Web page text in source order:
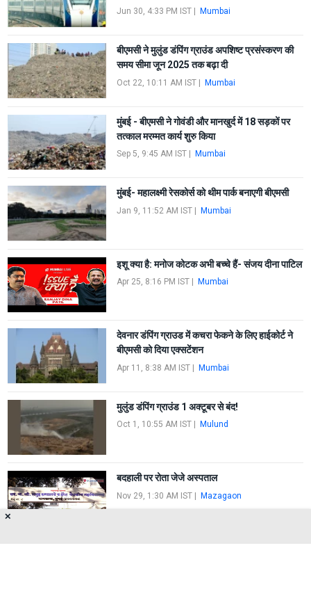
Jun 30, 4:33 PM IST| Mumbai
बीएमसी ने मुलुंड डंपिंग ग्राउंड अपशिष्ट प्रसंस्करण की
समय सीमा जून 2025 तक बढ़ा दी
Oct 22, 10:11 AM IST| Mumbai
मुंबई - बीएमसी ने गोवंडी और मानखुर्द में 18 सड़कों पर
तत्काल मरम्मत कार्य शुरु किया
Sep 5, 9:45 AM IST| Mumbai
मुंबई- महालक्ष्मी रेसकोर्स को थीम पार्क बनाएगी बीएमसी
Jan 9, 11:52 AM IST| Mumbai
इशू क्या है: मनोज कोटक अभी बच्चे हैं- संजय दीना पाटिल
Apr 25, 8:16 PM IST| Mumbai
देवनार डंपिंग ग्राउड में कचरा फेकने के लिए हाईकोर्ट ने
बीएमसी को दिया एक्सटेंशन
Apr 11, 8:38 AM IST| Mumbai
मुलुंड डंपिंग ग्राउंड 1 अक्टूबर से बंद!
Oct 1, 10:55 AM IST| Mulund
बदहाली पर रोता जेजे अस्पताल
Nov 29, 1:30 AM IST| Mazagaon
✕